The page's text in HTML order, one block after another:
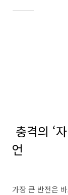
⸻
충격의 ‘
언
가장 큰 반전은